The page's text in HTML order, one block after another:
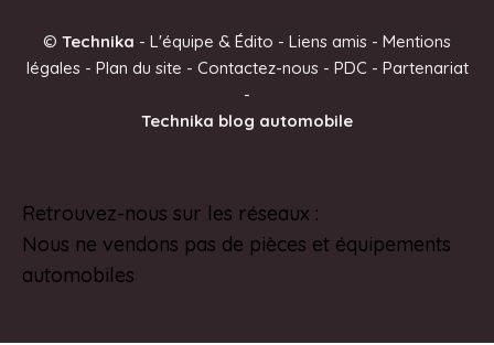
© Technika - L'équipe & Édito - Liens amis - Mentions
légales- Plan du site - Contactez-nous- PDC - Partenariat
-
Technika blog automobile
Retrouvez-nous sur les réseaux :
Nous ne vendons pas de pièces et équipements
automobiles